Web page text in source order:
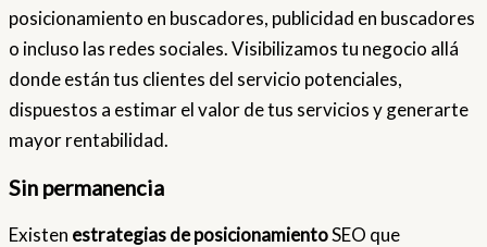
posicionamiento en buscadores, publicidad en buscadores
o incluso las redes sociales. Visibilizamos tu negocio allá
donde están tus clientes del servicio potenciales,
dispuestos a estimar el valor de tus servicios y generarte
mayor rentabilidad.
Sin permanencia
Existen estrategias de posicionamientoSEO que